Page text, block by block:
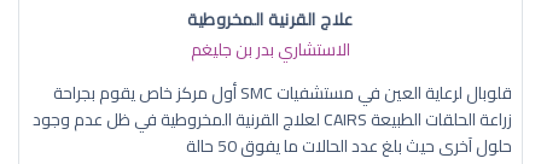
علاج القرنية المخروطية
الاستشاري بدر بن جليغم
قلوبال لرعاية العين في مستشفيات SMC أول مركز خاص يقوم بجراحة
زراعة الحلقات الطبيعة CAIRS لعلاج القرنية المخروطية في ظل عدم وجود
حلول آخرى حيث بلغ عدد الحالات ما يفوق 50 حالة